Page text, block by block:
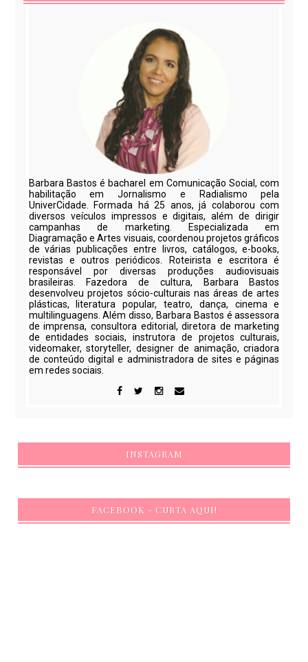
Barbara Bastos é bacharel em Comunicação Social, com
habilitação em Jornalismo e Radialismo pela
UniverCidade. Formada há 25 anos, já colaborou com
diversos veículos impressos e digitais, além de dirigir
campanhas de marketing. Especializada em
Diagramação e Artes visuais, coordenou projetos gráficos
de várias publicações entre livros, catálogos, e-books,
revistas e outros periódicos. Roteirista e escritora é
responsável por diversas produções audiovisuais
brasileiras. Fazedora de cultura, Barbara Bastos
desenvolveu projetos sócio-culturais nas áreas de artes
plásticas, literatura popular, teatro, dança, cinema e
multilinguagens. Além disso, Barbara Bastos é assessora
de imprensa, consultora editorial, diretora de marketing
de entidades sociais, instrutora de projetos culturais,
videomaker, storyteller, designer de animação, criadora
de conteúdo digital e administradora de sites e páginas
em redes sociais.
INSTAGRAM
FACEBOOK - CURTA AQUI!